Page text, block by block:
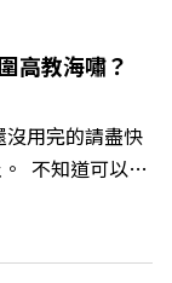
話」看穿主管
少一點、批判
把自我價值打
新書介紹
BWL108🎂歡
惠
見》更多的社
高教海嘯？
用完的請盡快
不知道可以在
區，全台五千
➡️
與